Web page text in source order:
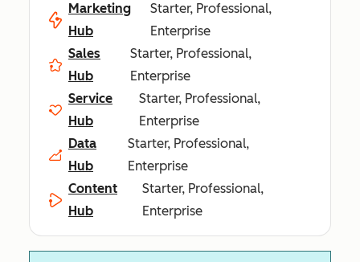
Marketing
Hub
Starter, Professional,
Enterprise
Sales
Hub
Starter, Professional,
Enterprise
Service
Hub
Starter, Professional,
Enterprise
Data
Hub
Starter, Professional,
Enterprise
Content
Hub
Starter, Professional,
Enterprise